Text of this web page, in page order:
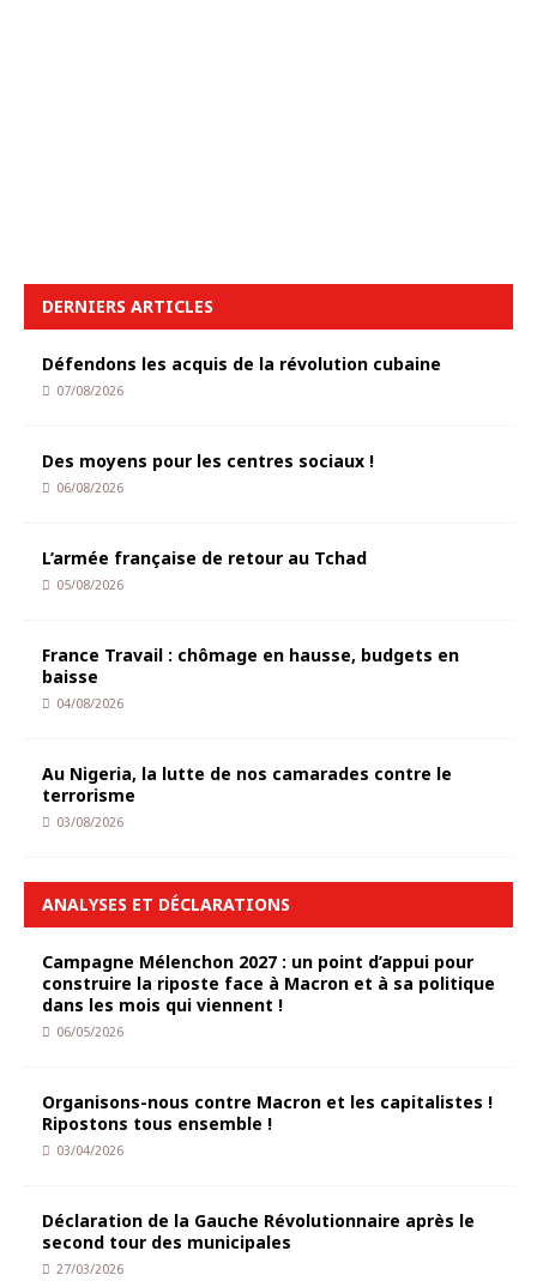
DERNIERS ARTICLES
Défendons les acquis de la révolution cubaine
07/08/2026
Des moyens pour les centres sociaux !
06/08/2026
L’armée française de retour au Tchad
05/08/2026
France Travail : chômage en hausse, budgets en
baisse
04/08/2026
Au Nigeria, la lutte de nos camarades contre le
terrorisme
03/08/2026
ANALYSES ET DÉCLARATIONS
Campagne Mélenchon 2027 : un point d’appui pour
construire la riposte face à Macron et à sa politique
dans les mois qui viennent !
06/05/2026
Organisons-nous contre Macron et les capitalistes !
Ripostons tous ensemble !
03/04/2026
Déclaration de la Gauche Révolutionnaire après le
second tour des municipales
27/03/2026